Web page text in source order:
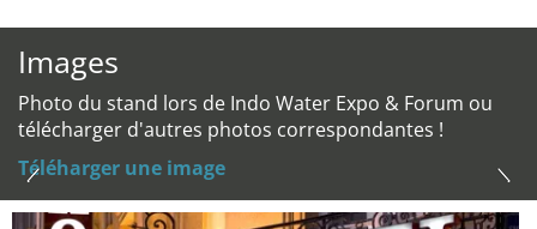
Images
Photo du stand lors de Indo Water Expo & Forum ou
télécharger d'autres photos correspondantes !
Téléharger une image